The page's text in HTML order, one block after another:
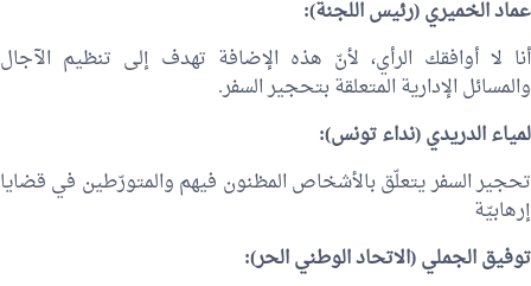
عماد الخميري(رئيس اللجنة):
أنا لا أوافقك الرأي، لأنّ هذه الإضافة تهدف إلى تنظيم الآجال
والمسائل الإدارية المتعلقة بتحجير السفر.
لمياء الدريدي (نداء تونس):
تحجير السفر يتعلّق بالأشخاص المظنون فيهم والمتورّطين في قضايا
إرهابيّة
توفيق الجملي(الاتحاد الوطني الحر):